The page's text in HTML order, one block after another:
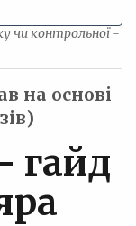
чи контрольної -
на основі
гайд